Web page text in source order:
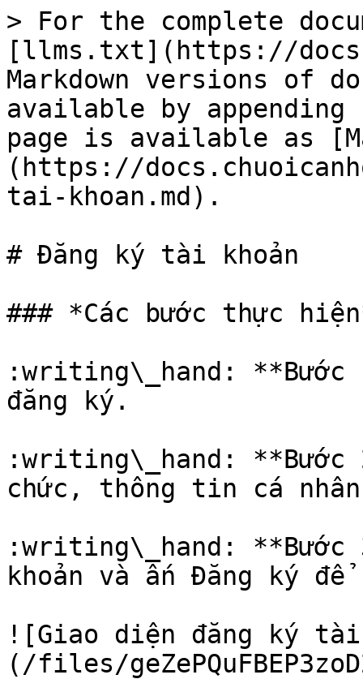
> For the complete
[llms.txt](https://
Markdown versions of
available by
page is available as
(https://
tai-khoan.md).
# Đăng ký tài khoản
### *Các bước thực
:writing\_hand:
đăng ký.
:writing\_hand:
chức, thông tin cá
:writing\_hand:
khoản và ấn Đăng ký
![Giao diện đăng ký
(/files/